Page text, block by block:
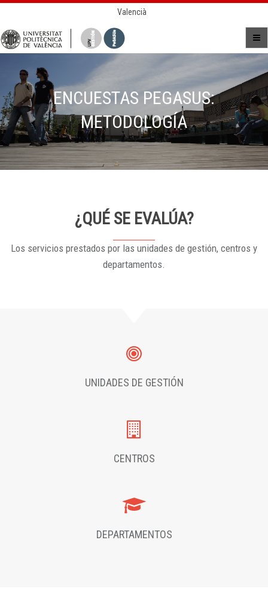
Valencià
ENCUESTAS PEGASUS:
METODOLOGÍA
¿QUÉ SE EVALÚA?
Los servicios prestados por las unidades de gestión, centros y
departamentos.
UNIDADES DE GESTIÓN
CENTROS
DEPARTAMENTOS